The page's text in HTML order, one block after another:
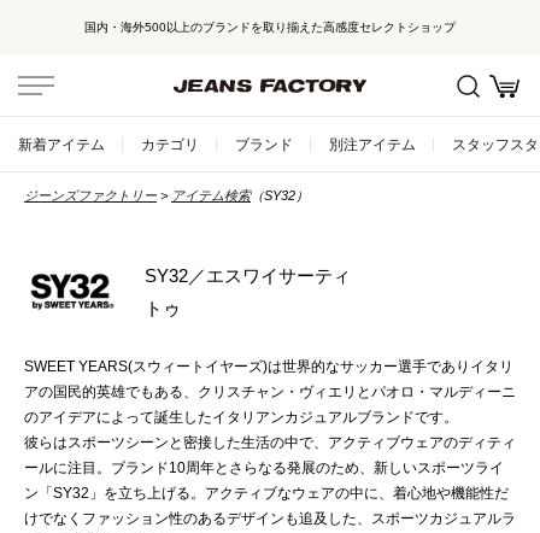
国内・海外500以上のブランドを取り揃えた高感度セレクトショップ
新着アイテム カテゴリ ブランド 別注アイテム スタッフス
ジーンズファクトリー アイテム検索（SY32）
SY32／エスワイサーティ
トゥ
SWEET YEARS(スウィートイヤーズ)は世界的なサッカー選手でありイタリ
アの国民的英雄でもある、クリスチャン・ヴィエリとパオロ・マルディーニ
のアイデアによって誕生したイタリアンカジュアルブランドです。
彼らはスポーツシーンと密接した生活の中で、アクティブウェアのディティ
ールに注目。ブランド10周年とさらなる発展のため、新しいスポーツライ
ン「SY32」を立ち上げる。アクティブなウェアの中に、着心地や機能性だ
けでなくファッション性のあるデザインも追及した、スポーツカジュアルラ